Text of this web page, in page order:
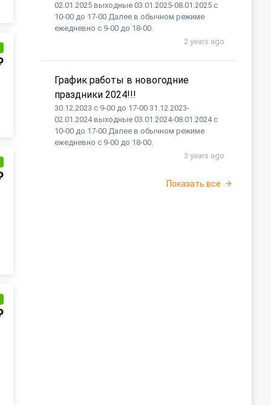
02.01.2025 выходные 03.01.2025-08.01.2025 с
10-00 до 17-00 Далее в обычном режиме
ежедневно с 9-00 до 18-00.
2 years ago
График работы в новогодние
праздники 2024!!!
30.12.2023 с 9-00 до 17-00 31.12.2023-
02.01.2024 выходные 03.01.2024-08.01.2024 с
10-00 до 17-00 Далее в обычном режиме
ежедневно с 9-00 до 18-00.
3 years ago
Показать все